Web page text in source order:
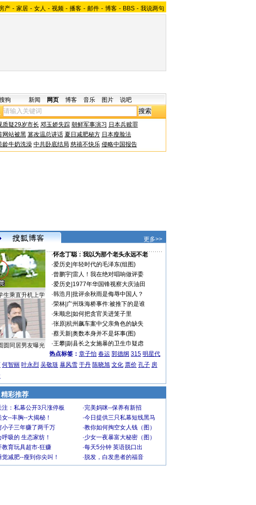
产 - 家居 - 女人 - 视频 - 播客 - 邮件 - 博客 - BBS - 我说两句
新闻 网页 博客 音乐 图片 说吧
质疑29岁市长 邓玉娇失踪 朝鲜军事演习 日本兵赎罪
网站被黑 篡改温总讲话 夏日减肥秘方 日本瘦脸法
龄牛奶洗澡 中共卧底结局 慈禧不快乐 侵略中国报告
更多>>
生乘直升机上学
圆同居男友曝光
·怀念丁聪：我以为那个老头永远不老
·爱历史 年轻时代的毛泽东(组图)
·曾鹏宇| 雷人！我在绝对唱响做评委
·爱历史 1977年华国锋视察大庆油田
·韩浩月 批评余秋雨是侮辱中国人？
·荣林| 广州珠海桥事件:被推下的是谁
·朱顺忠 如何把贪官关进笼子里
·张原| 杭州飙车案中父亲角色的缺失
·蔡天新| 奥数本身并不是坏事(图)
·王攀| 副县长之女施暴的卫生巾疑虑
热点标签： 章子怡 春运 郭德纲 315 明星代
何智丽 叶永烈 吴敬琏 暴风雪 于丹 陈晓旭 文化 票价 孔子 房
精彩推荐
注：私幕公开3只涨停板 ·完美妈咪--保养有新招
女--丰胸--大揭秘！ ·今日提供三只私幕短线黑马
小子三年赚了两千万 ·教你如何掏空女人钱（图）
呼吸的 生态家纺！ ·少女一夜暴富大秘密（图）
教育玩具超市-狂赚 ·每天5分钟 英语脱口出
觉减肥--瘦到你尖叫！ · 脱发，白发患者的福音